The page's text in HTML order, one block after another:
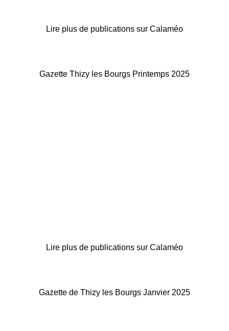
Lire plus de publications sur Calaméo
Gazette Thizy les Bourgs Printemps 2025
Lire plus de publications sur Calaméo
Gazette de Thizy les Bourgs Janvier 2025